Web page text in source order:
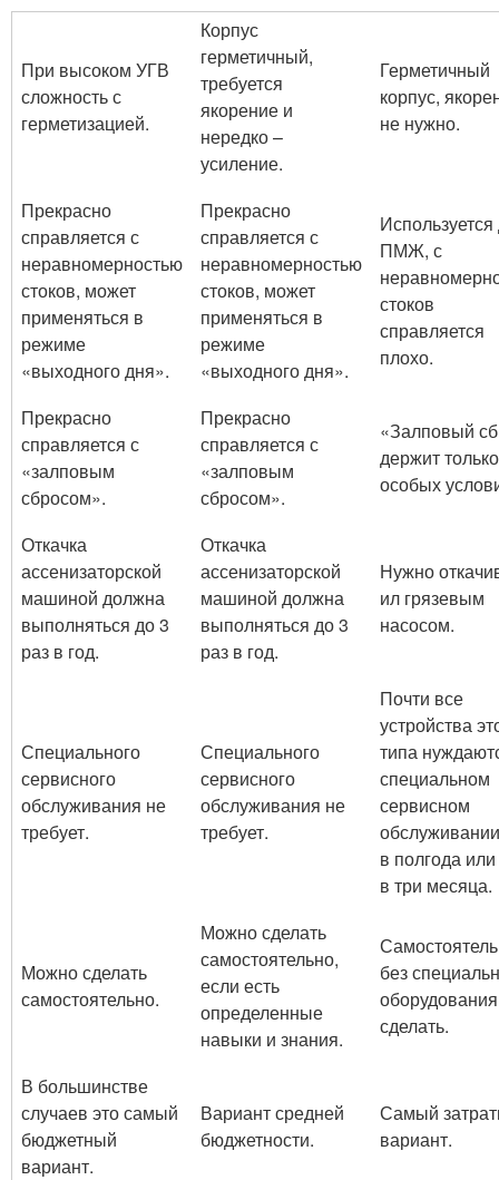
При высоком УГВ
сложность с
герметизацией.
Корпус
герметичный,
требуется
якорение и
нередко –
усиление.
Герметичный
корпус,
не нужно.
Прекрасно
справляется с
неравномерностью
стоков, может
применяться в
режиме
«выходного дня».
Прекрасно
справляется с
неравномерностью
стоков, может
применяться в
режиме
«выходного дня».
ПМЖ, с
стоков
справляется
плохо.
Прекрасно
справляется с
«залповым
сбросом».
Прекрасно
справляется с
«залповым
сбросом».
«Залповый
держит
особых
Откачка
ассенизаторской
машиной должна
выполняться до 3
раз в год.
Откачка
ассенизаторской
машиной должна
выполняться до 3
раз в год.
Нужно
ил грязевым
насосом.
Специального
сервисного
обслуживания не
требует.
Специального
сервисного
обслуживания не
требует.
Почти все
устройства
типа
специальном
сервисном
в полгода
в три месяца.
Можно сделать
самостоятельно.
Можно сделать
самостоятельно,
если есть
определенные
навыки и знания.
без
сделать.
В большинстве
случаев это самый
бюджетный
вариант.
Вариант средней
бюджетности.
Самый
вариант.